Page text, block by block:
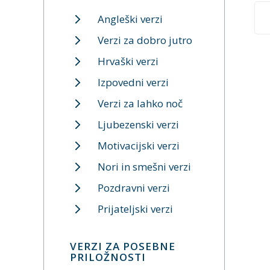
Angleški verzi
Verzi za dobro jutro
Hrvaški verzi
Izpovedni verzi
Verzi za lahko noč
Ljubezenski verzi
Motivacijski verzi
Nori in smešni verzi
Pozdravni verzi
Prijateljski verzi
VERZI ZA POSEBNE
PRILOŽNOSTI